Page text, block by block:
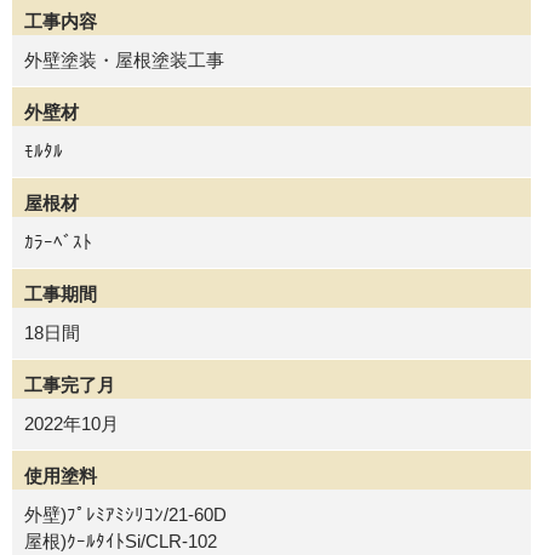
工事内容
外壁塗装・屋根塗装工事
外壁材
ﾓﾙﾀﾙ
屋根材
ｶﾗｰﾍﾞｽﾄ
工事期間
18日間
工事完了月
2022年10月
使用塗料
外壁)ﾌﾟﾚﾐｱﾐｼﾘｺﾝ/21-60D
屋根)ｸｰﾙﾀｲﾄSi/CLR-102